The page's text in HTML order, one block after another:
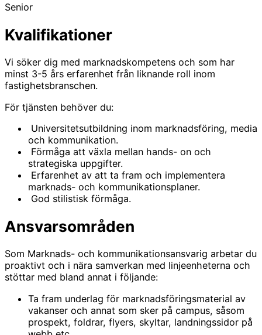
Senior
Kvalifikationer
Vi söker dig med marknadskompetens och som har
minst 3-5 års erfarenhet från liknande roll inom
fastighetsbranschen.
För tjänsten behöver du:
Universitetsutbildning inom marknadsföring, media
och kommunikation.
Förmåga att växla mellan hands- on och
strategiska uppgifter.
Erfarenhet av att ta fram och implementera
marknads- och kommunikationsplaner.
God stilistisk förmåga.
Ansvarsområden
Som Marknads- och kommunikationsansvarig arbetar du
proaktivt och i nära samverkan med linjeenheterna och
stöttar med bland annat i följande:
Ta fram underlag för marknadsföringsmaterial av
vakanser och annat som sker på campus, såsom
prospekt, foldrar, flyers, skyltar, landningssidor på